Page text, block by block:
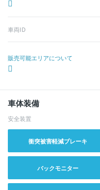
車両ID
販売可能エリアについて
車体装備
安全装置
衝突被害軽減ブレーキ
バックモニター